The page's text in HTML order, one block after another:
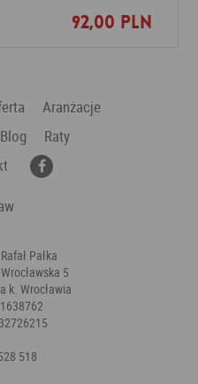
92,00 PLN
ulubionych
Aranżacje
Blog
Raty
Pałka
5
k. Wrocławia
518